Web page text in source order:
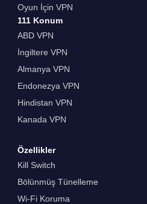
Oyun İçin VPN
111 Konum
ABD VPN
İngiltere VPN
Almanya VPN
Endonezya VPN
Hindistan VPN
Kanada VPN
Özellikler
Kill Switch
Bölünmüş Tünelleme
Wi-Fi Koruma